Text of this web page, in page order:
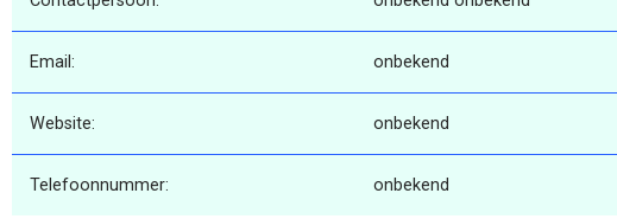
Email: onbekend
Website: onbekend
Telefoonnummer: onbekend